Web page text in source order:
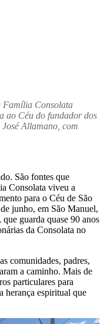
Família Consolata
ao Céu do fundador dos
Allamano, com
São fontes que
Consolata viveu a
para o Céu de São
junho, em São Manuel,
guarda quase 90 anos
da Consolata no
comunidades, padres,
a caminho. Mais de
particulares para
herança espiritual que